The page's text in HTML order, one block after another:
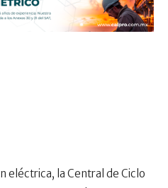
eléctrica, la Central de Ciclo